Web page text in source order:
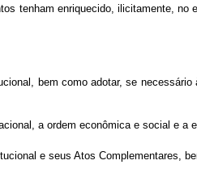
tenham enriquecido, ilicitamente,
bem como adotar, se
a ordem econômica e social e a
e seus Atos Complementares,